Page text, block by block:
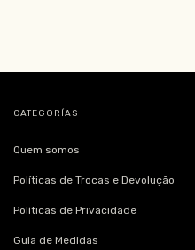
CATEGORÍAS
Quem somos
Políticas de Trocas e Devolução
Políticas de Privacidade
Guia de Medidas